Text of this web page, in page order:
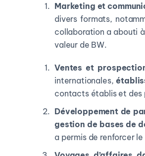
Marketing et
divers formats,
collaboration a abouti
valeur de BW.
Ventes et
internationales,
contacts établis et des
Développement de
gestion de bases de
a permis de renforcer